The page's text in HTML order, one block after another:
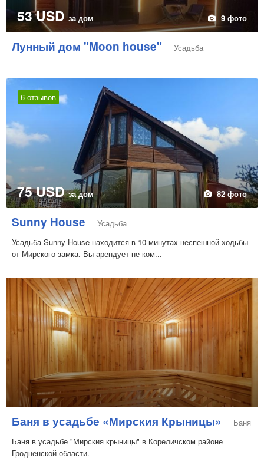
53 USDза дом 9 фото
Лунный дом "Moon house" Усадьба
6 отзывов
75 USDза дом 82 фото
Sunny House
Усадьба
Усадьба Sunny House находится в 10 минутах неспешной ходьбы
от Мирского замка. Вы арендует не ком...
Баня в усадьбе «Мирския Крыницы»
Баня
Баня в усадьбе "Мирския крыницы" в Кореличском районе
Гродненской области.